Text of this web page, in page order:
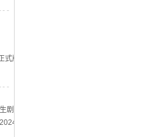
版
剧